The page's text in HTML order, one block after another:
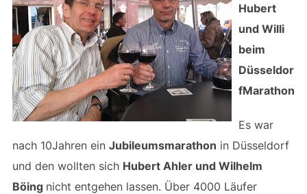
Hubert
und Willi
beim
Düsseldor
fMarathon
Es war
nach 10Jahren ein Jubileumsmarathon in Düsseldorf
und den wollten sich Hubert Ahler und Wilhelm
Böing nicht entgehen lassen. Über 4000 Läufer